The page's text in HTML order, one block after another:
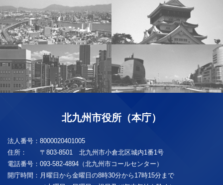
北九州市役所（本庁）
法人番号： 8000020401005
住所：
〒803-8501 北九州市小倉北区城内1番1号
電話番号： 093-582-4894（北九州市コールセンター）
開庁時間： 月曜日から金曜日の8時30分から17時15分まで